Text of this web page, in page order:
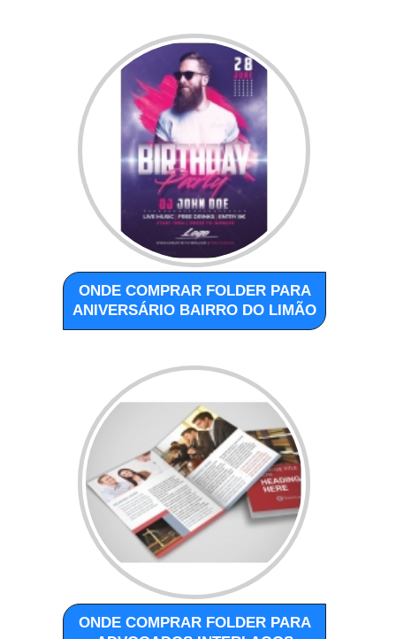
ONDE COMPRAR FOLDER PARA
ANIVERSÁRIO BAIRRO DO LIMÃO
ONDE COMPRAR FOLDER PARA